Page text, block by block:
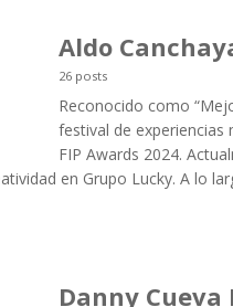
Aldo
26 posts
Reconocido como
festival de
FIP Awards 2024.
en Grupo Lucky. A lo
Danny Cueva